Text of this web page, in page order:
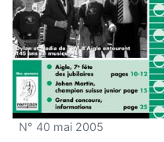
N° 40 mai 2005